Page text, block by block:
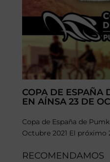
COPA DE ESPAÑA
EN AÍNSA 23 DE
Copa de España de
Octubre 2021 El próximo
RECOMENDAMOS